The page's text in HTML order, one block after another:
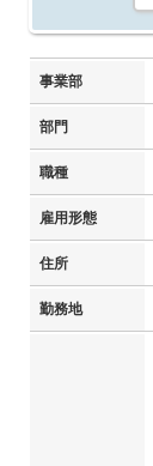
事業部
部門
職種
雇用形態
住所
勤務地